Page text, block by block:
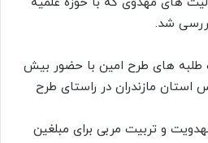
شد.
طلبه های طرح امین با حضور بیش
استان مازندران در راستای طرح
و تربیت مربی برای مبلغین